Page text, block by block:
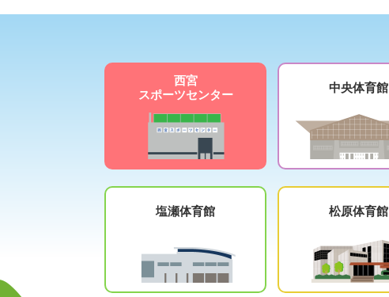
西宮
スポーツセンター
中央体育館
塩瀬体育館 松原体育館